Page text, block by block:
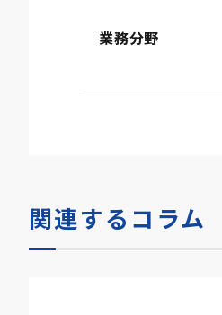
業務分野
関連するコラム